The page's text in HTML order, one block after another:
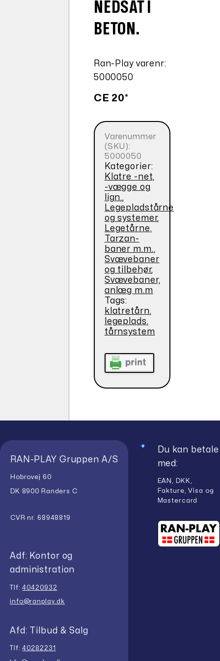
NEDSAT I
BETON.
Ran-Play varenr:
5000050
CE 20*
Varenummer
(SKU):
5000050
Kategorier:
Klatre -net,
-vægge og
lign.,
Legepladstårne
og systemer,
Legetårne,
Tarzan-
baner m.m.,
Svævebaner
og tilbehør,
Svævebaner,
anlæg m.m
Tags:
klatretårn,
legeplads,
tårnsystem
RAN-PLAY Gruppen A/S
Hobrovej 60
DK 8900 Randers C
CVR nr. 68948819
Adf: Kontor og
administration
Tlf:40420932
info@ranplay.dk
Afd: Tilbud & Salg
Tlf:40282231
Du kan betale
med:
EAN, DKK,
Fakture, Visa og
Mastercard